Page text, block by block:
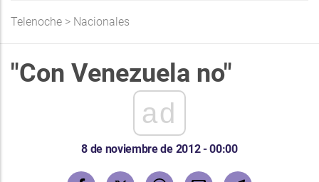
Telenoche > Nacionales
"Con Venezuela no"
ad
8 de noviembre de 2012 - 00:00